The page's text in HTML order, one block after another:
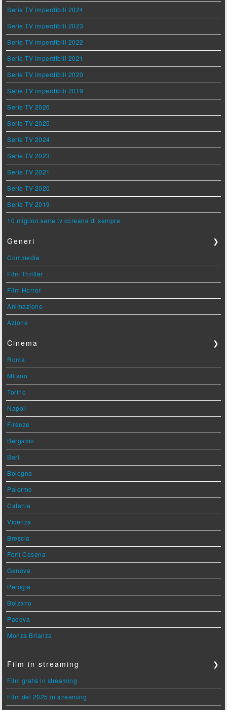
Serie TV imperdibili 2024
Serie TV imperdibili 2023
Serie TV imperdibili 2022
Serie TV imperdibili 2021
Serie TV imperdibili 2020
Serie TV imperdibili 2019
Serie TV 2026
Serie TV 2025
Serie TV 2024
Serie TV 2023
Serie TV 2021
Serie TV 2020
Serie TV 2019
10 migliori serie tv coreane di sempre
Generi ❯
Commedie
Film Thriller
Film Horror
Animazione
Azione
Cinema ❯
Roma
Milano
Torino
Napoli
Firenze
Bergamo
Bari
Bologna
Palermo
Catania
Vicenza
Brescia
Forlì Cesena
Genova
Perugia
Bolzano
Padova
Monza Brianza
Film in streaming ❯
Film gratis in streaming
Film del 2025 in streaming